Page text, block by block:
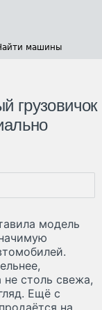
машины
грузовичок
модель
не столь свежа,
Ещё с